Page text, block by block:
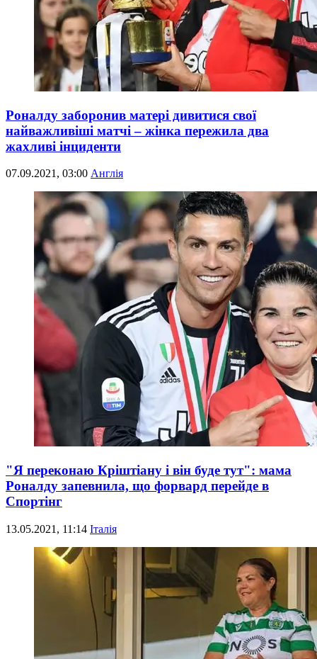
Роналду заборонив матері дивитися свої
найважливіші матчі – жінка пережила два
жахливі інциденти
07.09.2021, 03:00 Англія
"Я переконаю Кріштіану і він буде тут": мама
Роналду запевнила, що форвард перейде в
Спортінг
13.05.2021, 11:14 Італія